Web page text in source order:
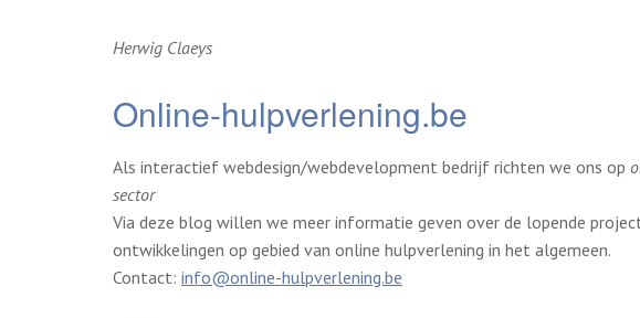
Herwig Claeys
Online-hulpverlening.be
Als interactief webdesign/webdevelopment bedrijf richten we ons op
sector
Via deze blog willen we meer informatie geven over de lopende
ontwikkelingen op gebied van online hulpverlening in het algemeen.
Contact: info@online-hulpverlening.be